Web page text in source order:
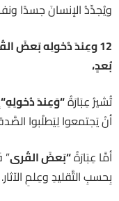
ويُجدِّدُ الإنسانَ جسدًا
12وعِندَ دُخولِه بَعضَ
بُعدٍ،
تُشيرُ عِبَارَةُ“وَعِندَ دُخولِهِ“
أنْ يَجتمعوا لِيَطلُبوا
أمَّا عِبَارَةُ“بَعضَ القُرى”
بِحسبِ التَّقليدِ وعِلمِ الآثار.